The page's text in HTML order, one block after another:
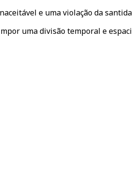
e uma violação da
uma divisão temporal e